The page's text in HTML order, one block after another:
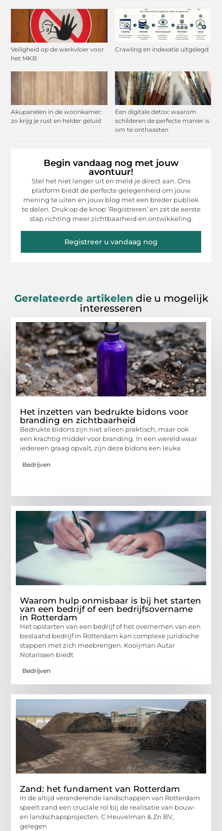
Veiligheid op de werkvloer voor
het MKB
Crawling en indexatie uitgelegd
Akupanelen in de woonkamer:
zo krijg je rust en helder geluid
Een digitale detox: waarom
schilderen de perfecte manier is
om te onthaasten
Begin vandaag nog met jouw
avontuur!
Stel het niet langer uit en meld je direct aan. Ons
platform biedt de perfecte gelegenheid om jouw
mening te uiten en jouw blog met een breder publiek
te delen. Druk op de knop ‘Registreren’ en zet de eerste
stap richting meer zichtbaarheid en ontwikkeling.
Registreer u vandaag nog
Gerelateerde artikelen die u mogelijk
interesseren
Het inzetten van bedrukte bidons voor
branding en zichtbaarheid
Bedrukte bidons zijn niet alleen praktisch, maar ook
een krachtig middel voor branding. In een wereld waar
iedereen graag opvalt, zijn deze bidons een leuke
Bedrijven
Waarom hulp onmisbaar is bij het starten
van een bedrijf of een bedrijfsovername
in Rotterdam
Het opstarten van een bedrijf of het overnemen van een
bestaand bedrijf in Rotterdam kan complexe juridische
stappen met zich meebrengen. Kooijman Autar
Notarissen biedt
Bedrijven
Zand: het fundament van Rotterdam
In de altijd veranderende landschappen van Rotterdam
speelt zand een cruciale rol bij de realisatie van bouw-
en landschapsprojecten. C Heuvelman & Zn BV,
gelegen